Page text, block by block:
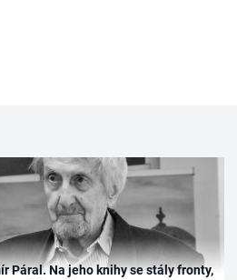
Páral. Na jeho knihy se stály fronty,